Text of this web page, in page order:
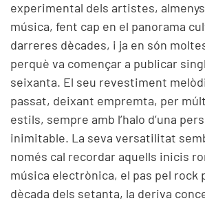
experimental dels artistes,
música, fent cap en el panorama
darreres dècades, i ja en són
perquè va començar a publicar
seixanta. El seu revestiment
passat, deixant empremta, per
estils, sempre amb l’halo d’una
inimitable. La seva versatilitat
només cal recordar aquells inicis
música electrònica, el pas pel rock
dècada dels setanta, la deriva